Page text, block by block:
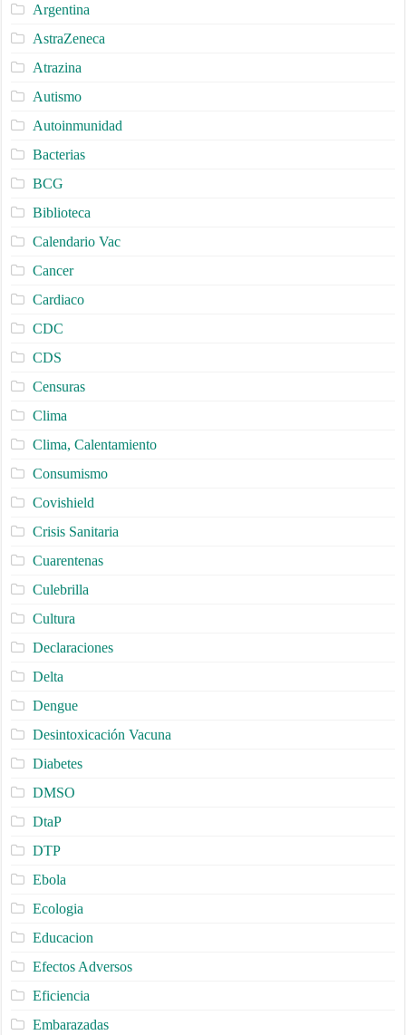
Argentina
AstraZeneca
Atrazina
Autismo
Autoinmunidad
Bacterias
BCG
Biblioteca
Calendario Vac
Cancer
Cardiaco
CDC
CDS
Censuras
Clima
Clima, Calentamiento
Consumismo
Covishield
Crisis Sanitaria
Cuarentenas
Culebrilla
Cultura
Declaraciones
Delta
Dengue
Desintoxicación Vacuna
Diabetes
DMSO
DtaP
DTP
Ebola
Ecologia
Educacion
Efectos Adversos
Eficiencia
Embarazadas